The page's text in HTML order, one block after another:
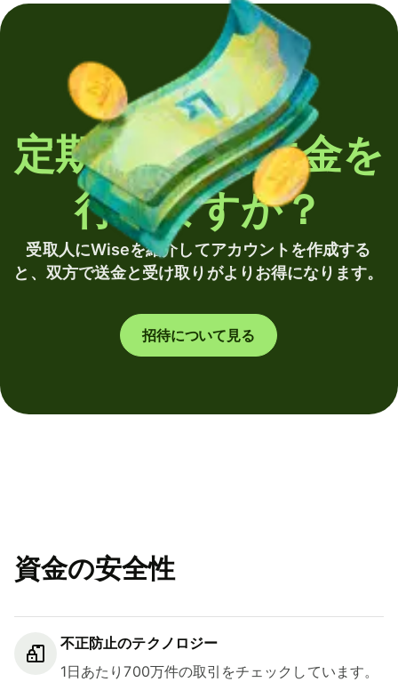
定期的に海外送金を
行いますか？
受取人にWiseを紹介してアカウントを作成する
と、双方で送金と受け取りがよりお得になります。
招待について見る
資金の安全性
不正防止のテクノロジー
1日あたり700万件の取引をチェックしています。